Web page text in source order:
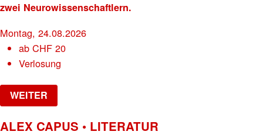
zwei Neurowissenschaftlern.
Montag, 24.08.2026
abCHF 20
Verlosung
WEITER
ALEX CAPUS • LITERATUR